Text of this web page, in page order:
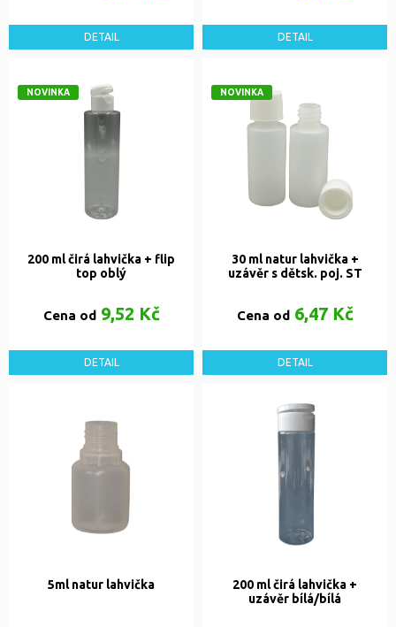
DETAIL DETAIL
NOVINKA
200 ml čirá lahvička + flip
top oblý
Cena od9,52 Kč
DETAIL
NOVINKA
30 ml natur lahvička +
uzávěr s dětsk. poj. ST
Cena od6,47 Kč
DETAIL
5ml natur lahvička
200 ml čirá lahvička +
uzávěr bílá/bílá